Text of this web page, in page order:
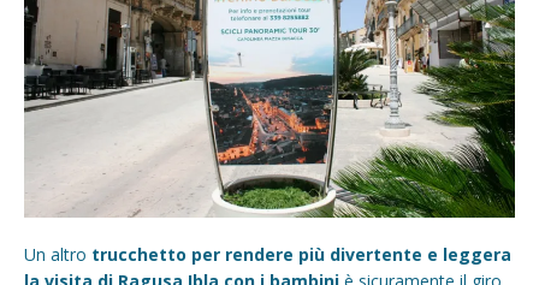
Un altro trucchetto per rendere più divertente e leggera